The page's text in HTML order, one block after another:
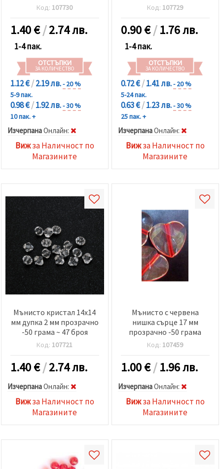
Код: 107730
1.40€/2.74 лв.
1-4 пак.
ОТСТЪПКИ
ЗА КОЛИЧЕСТВО
1.12 €/2.19 лв.- 20 %
5-9 пак.
0.98 €/1.92 лв.- 30 %
10 пак. +
ИзчерпанаOнлайн:
Вижза Наличност по
Магазините
Код: 107729
0.90€/1.76 лв.
1-4 пак.
ОТСТЪПКИ
ЗА КОЛИЧЕСТВО
0.72 €/1.41 лв.- 20 %
5-24 пак.
0.63 €/1.23 лв.- 30 %
25 пак. +
ИзчерпанаOнлайн:
Вижза Наличност по
Магазините
Мънисто кристал 14x14
мм дупка 2 мм прозрачно
-50 грама ~ 47 броя
Код: 107721
1.40€/2.74 лв.
ИзчерпанаOнлайн:
Вижза Наличност по
Магазините
Мънисто с червена
нишка сърце 17 мм
прозрачно -50 грама
Код: 107459
1.00€/1.96 лв.
ИзчерпанаOнлайн:
Вижза Наличност по
Магазините